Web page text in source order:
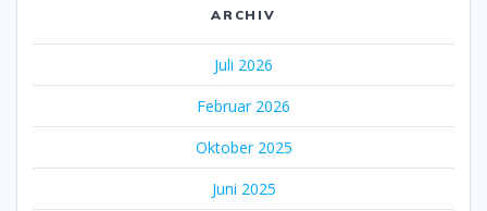
ARCHIV
Juli 2026
Februar 2026
Oktober 2025
Juni 2025